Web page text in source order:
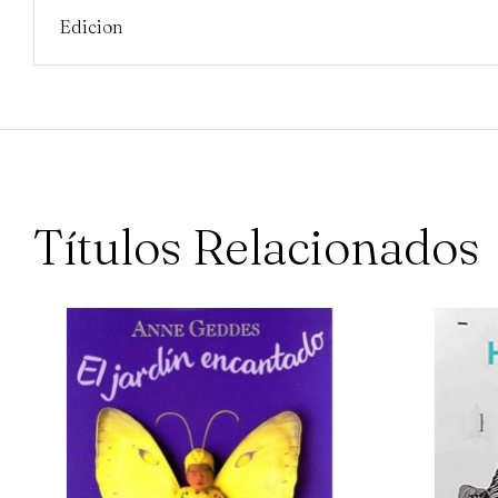
Edicion
Títulos Relacionados